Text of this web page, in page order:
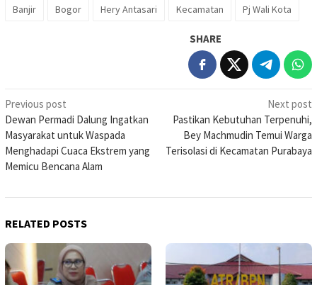
Banjir Bogor Hery Antasari Kecamatan Pj Wali Kota
SHARE
Post
navigation
Previous post
Dewan Permadi Dalung Ingatkan
Masyarakat untuk Waspada
Menghadapi Cuaca Ekstrem yang
Memicu Bencana Alam
Next post
Pastikan Kebutuhan Terpenuhi,
Bey Machmudin Temui Warga
Terisolasi di Kecamatan Purabaya
RELATED POSTS